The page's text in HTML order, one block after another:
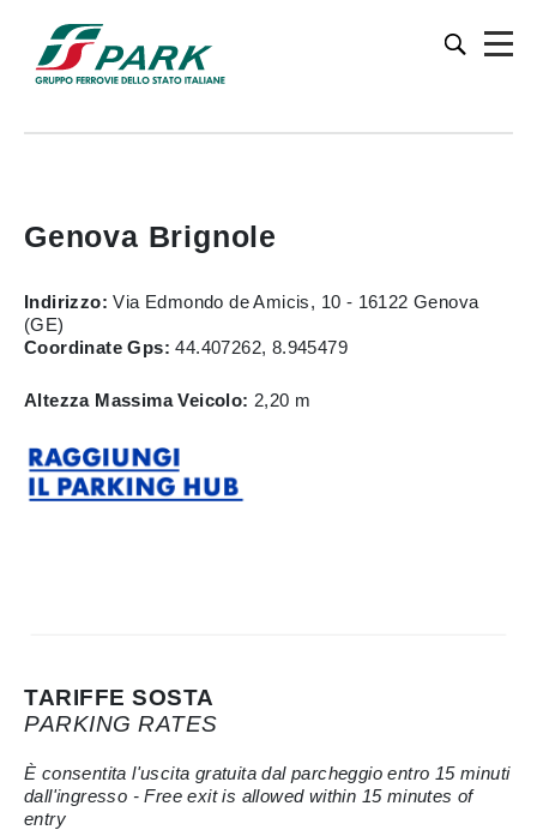
Genova Brignole
Indirizzo: Via Edmondo de Amicis, 10 - 16122 Genova
(GE)
Coordinate Gps:44.407262, 8.945479
Altezza Massima Veicolo: 2,20 m
TARIFFE SOSTA
PARKING RATES
È consentita l'uscita gratuita dal parcheggio entro 15 minuti
dall'ingresso - Free exit is allowed within 15 minutes of
entry